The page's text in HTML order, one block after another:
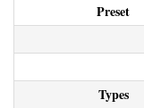
Preset
Types